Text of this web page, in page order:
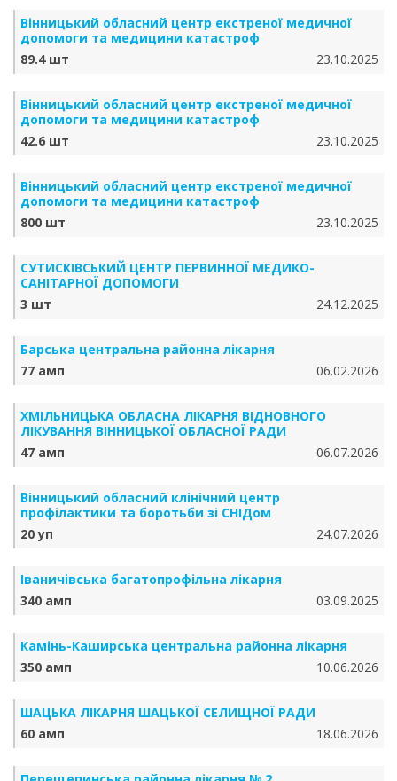
Вінницький обласний центр екстреної медичної
допомоги та медицини катастроф
89.4 шт
23.10.2025
Вінницький обласний центр екстреної медичної
допомоги та медицини катастроф
42.6 шт
23.10.2025
Вінницький обласний центр екстреної медичної
допомоги та медицини катастроф
800 шт
23.10.2025
СУТИСКІВСЬКИЙ ЦЕНТР ПЕРВИННОЇ МЕДИКО-
САНІТАРНОЇ ДОПОМОГИ
3 шт
24.12.2025
Барська центральна районна лікарня
77 амп
06.02.2026
ХМІЛЬНИЦЬКА ОБЛАСНА ЛІКАРНЯ ВІДНОВНОГО
ЛІКУВАННЯ ВІННИЦЬКОЇ ОБЛАСНОЇ РАДИ
47 амп
06.07.2026
Вінницький обласний клінічний центр
профілактики та боротьби зі СНІДом
20 уп
24.07.2026
Іваничівська багатопрофільна лікарня
340 амп
03.09.2025
Камінь-Каширська центральна районна лікарня
350 амп
10.06.2026
ШАЦЬКА ЛІКАРНЯ ШАЦЬКОЇ СЕЛИЩНОЇ РАДИ
60 амп
18.06.2026